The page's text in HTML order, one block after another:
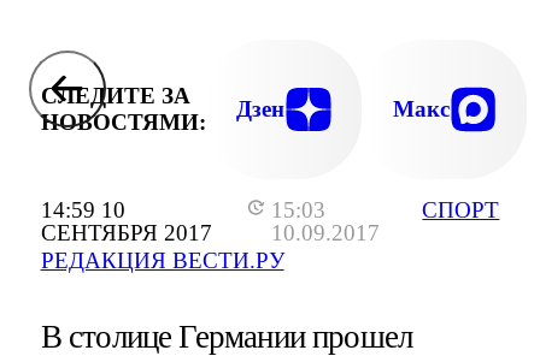
14:59 10
СЕНТЯБРЯ 2017
15:03
10.09.2017
РЕДАКЦИЯ ВЕСТИ.РУ
СПОРТ
СЛЕДИТЕ ЗА
НОВОСТЯМИ:
Дзен Макс
В столице Германии прошел